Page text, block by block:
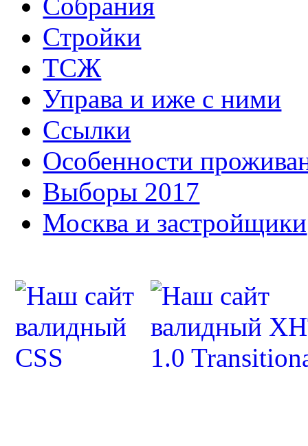
Собрания
Стройки
ТСЖ
Управа и иже с ними
Ссылки
Особенности
Выборы 2017
Москва и застройщики